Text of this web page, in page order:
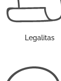
Legalitas